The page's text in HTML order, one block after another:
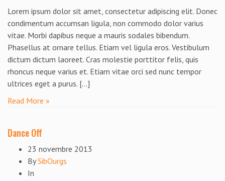
Lorem ipsum dolor sit amet, consectetur adipiscing elit. Donec
condimentum accumsan ligula, non commodo dolor varius
vitae. Morbi dapibus neque a mauris sodales bibendum.
Phasellus at ornare tellus. Etiam vel ligula eros. Vestibulum
dictum dictum laoreet. Cras molestie porttitor felis, quis
rhoncus neque varius et. Etiam vitae orci sed nunc tempor
ultrices eget a purus. […]
Read More »
Dance Off
23 novembre 2013
BySibOurgs
In